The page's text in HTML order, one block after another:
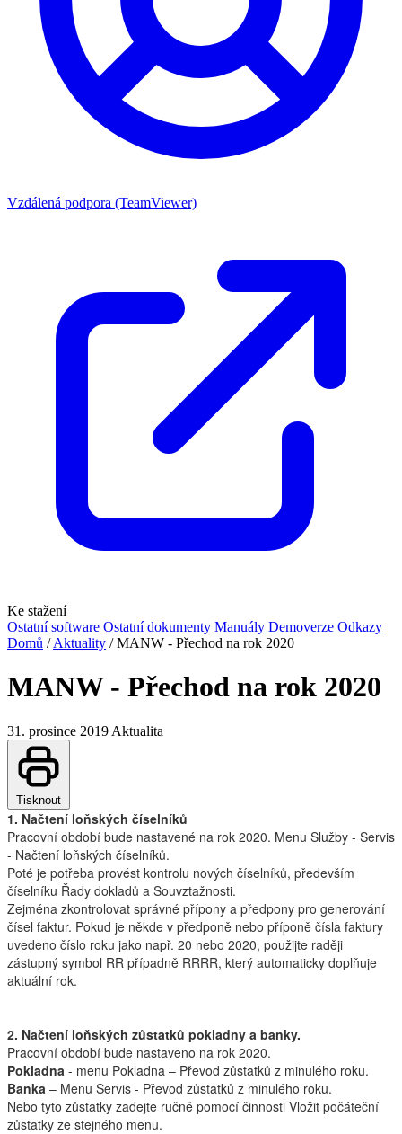
Vzdálená podpora (TeamViewer)
Ke stažení
Ostatní software Ostatní dokumenty Manuály Demoverze Odkazy
Domů / Aktuality / MANW - Přechod na rok 2020
MANW - Přechod na rok 2020
31. prosince 2019 Aktualita
Tisknout
1. Načtení loňských číselníků
Pracovní období bude nastavené na rok 2020. Menu Služby - Servis
- Načtení loňských číselníků.
Poté je potřeba provést kontrolu nových číselníků, především
číselníku Řady dokladů a Souvztažnosti.
Zejména zkontrolovat správné přípony a předpony pro generování
čísel faktur. Pokud je někde v předponě nebo příponě čísla faktury
uvedeno číslo roku jako např. 20 nebo 2020, použijte raději
zástupný symbol RR případně RRRR, který automaticky doplňuje
aktuální rok.
2. Načtení loňských zůstatků pokladny a banky.
Pracovní období bude nastaveno na rok 2020.
Pokladna - menu Pokladna – Převod zůstatků z minulého roku.
Banka – Menu Servis - Převod zůstatků z minulého roku.
Nebo tyto zůstatky zadejte ručně pomocí činnosti Vložit počáteční
zůstatky ze stejného menu.